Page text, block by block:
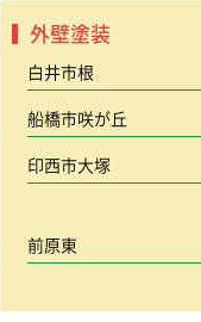
外壁塗装
白井市根
船橋市咲が丘
印西市大塚
前原東